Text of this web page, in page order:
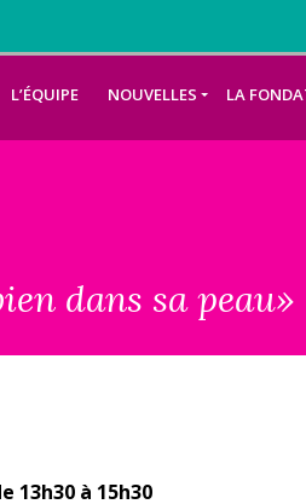
L’ÉQUIPE NOUVELLES LA
dans sa peau»
13h30 à 15h30